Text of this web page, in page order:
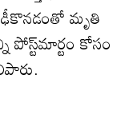
ఢీకొనడంతో మృతి
పోస్ట్‌మార్టం కోసం